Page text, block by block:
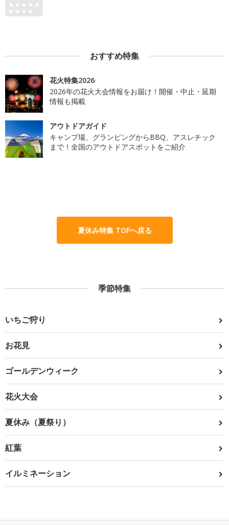
おすすめ特集
花火特集2026
2026年の花火大会情報をお届け！開催・中止・延期
情報も掲載
アウトドアガイド
キャンプ場、グランピングからBBQ、アスレチック
まで！全国のアウトドアスポットをご紹介
夏休み特集 TOPへ戻る
季節特集
いちご狩り
お花見
ゴールデンウィーク
花火大会
夏休み（夏祭り）
紅葉
イルミネーション